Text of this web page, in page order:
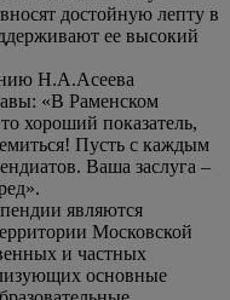
достойную лепту в
ее высокий
Н.А.Асеева
«В Раменском
хороший показатель,
Пусть с каждым
Ваша заслуга –
являются
Московской
и частных
основные